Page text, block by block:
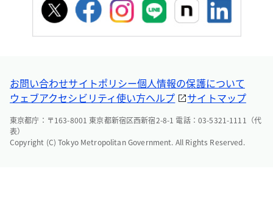
お問い合わせサイトポリシー個人情報の保護について
ウェブアクセシビリティ使い方ヘルプ サイトマップ
東京都庁：〒163-8001 東京都新宿区西新宿2-8-1 電話：03-5321-1111（代
表）
Copyright (C) Tokyo Metropolitan Government. All Rights Reserved.